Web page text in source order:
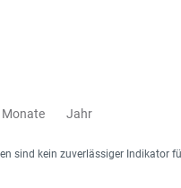
Jahr
sind kein zuverlässiger Indikator